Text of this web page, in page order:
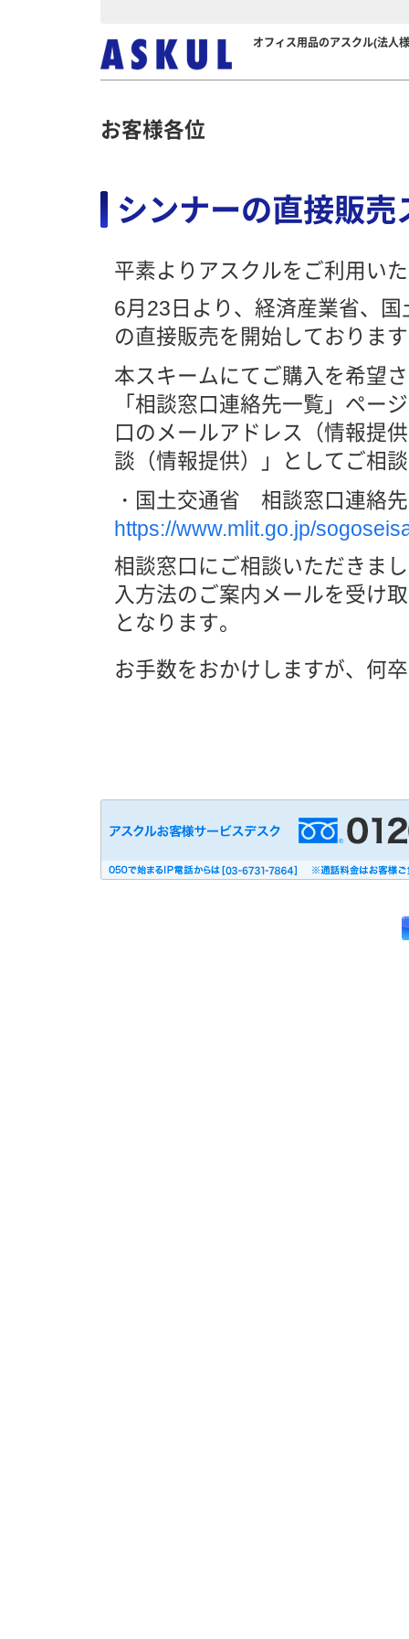
オフィス用品のアスクル(法人
お客様各位
シンナーの直接販
平素よりアスクルをご利用い
6月23日より、経済産業省、
の直接販売を開始しておりま
本スキームにてご購入を希望
「相談窓口連絡先一覧」ペー
口のメールアドレス（情報提
談（情報提供）」としてご相
・国土交通省 相談窓口連絡
https://www.mlit.go.jp/
相談窓口にご相談いただきま
入方法のご案内メールを受け
となります。
お手数をおかけしますが、何